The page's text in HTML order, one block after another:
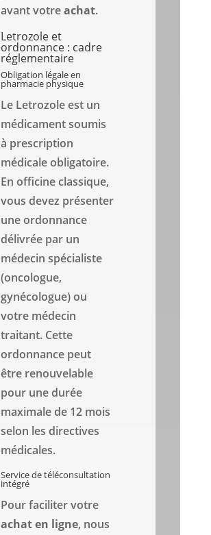
avant votreachat.
Letrozole et
ordonnance : cadre
réglementaire
Obligation légale en
pharmacie physique
Le Letrozole est un
médicament soumis
à prescription
médicale obligatoire.
En officine classique,
vous devez présenter
une ordonnance
délivrée par un
médecin spécialiste
(oncologue,
gynécologue) ou
votre médecin
traitant. Cette
ordonnance peut
être renouvelable
pour une durée
maximale de 12 mois
selon les directives
médicales.
Service de téléconsultation
intégré
Pour faciliter votre
achat en ligne, nous